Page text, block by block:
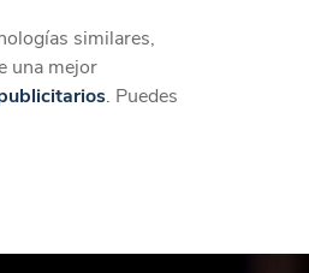
Crear cuenta
similares,
una mejor
. Puedes